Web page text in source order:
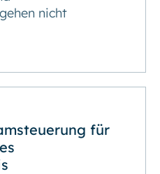
nicht
für